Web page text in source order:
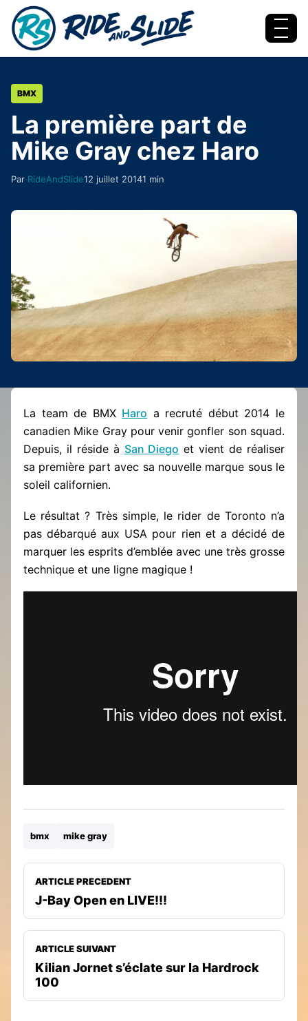
Aller au contenu
Menu
BMX
La première part de
Mike Gray chez Haro
Par RideAndSlide12 juillet 20141 min
La team de BMX Haro a recruté début 2014 le
canadien Mike Gray pour venir gonfler son squad.
Depuis, il réside à San Diego et vient de réaliser
sa première part avec sa nouvelle marque sous le
soleil californien.
Le résultat ? Très simple, le rider de Toronto n’a
pas débarqué aux USA pour rien et a décidé de
marquer les esprits d’emblée avec une très grosse
technique et une ligne magique !
bmx mike gray
ARTICLE PRECEDENT
J-Bay Open en LIVE!!!
ARTICLE SUIVANT
Kilian Jornet s’éclate sur la Hardrock
100